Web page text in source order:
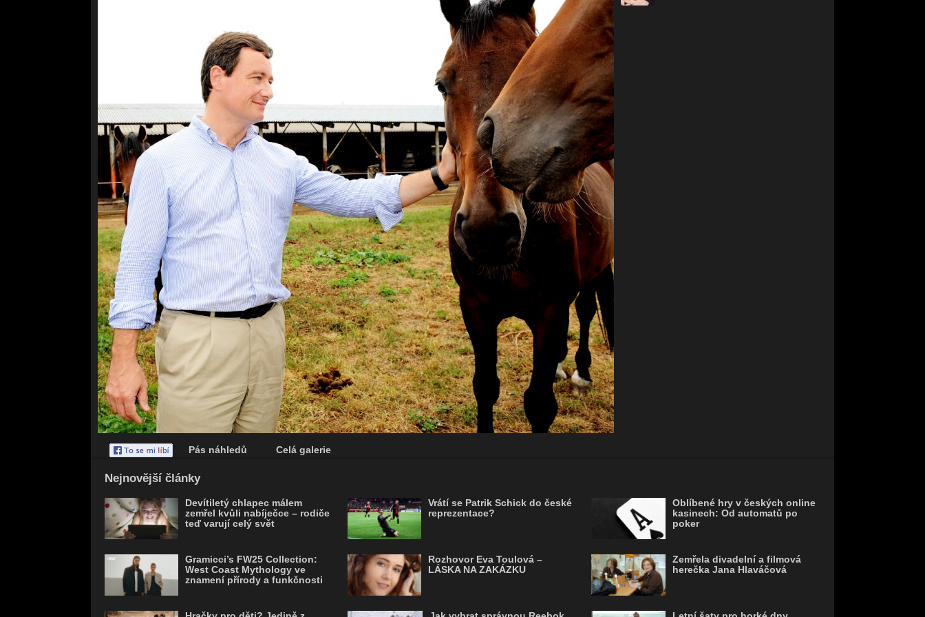
Pás náhledů Celá galerie
Nejnovější články
Devítiletý chlapec málem
zemřel kvůli nabíječce – rodiče
teď varují celý svět
Gramicci’s FW25 Collection:
West Coast Mythology ve
znamení přírody a funkčnosti
Vrátí se Patrik Schick do české
reprezentace?
Rozhovor Eva Toulová –
LÁSKA NA ZAKÁZKU
Oblíbené hry v českých online
kasinech: Od automatů po
poker
Zemřela divadelní a filmová
herečka Jana Hlaváčová